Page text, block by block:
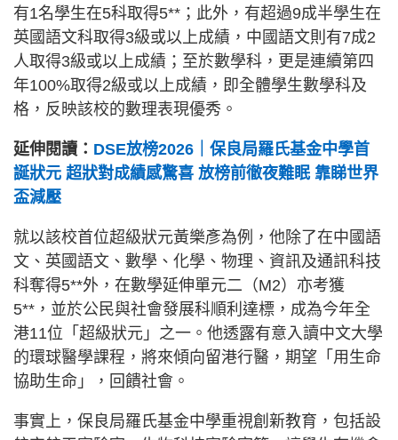
有1名學生在5科取得5**；此外，有超過9成半學生在
英國語文科取得3級或以上成績，中國語文則有7成2
人取得3級或以上成績；至於數學科，更是連續第四
年100%取得2級或以上成績，即全體學生數學科及
格，反映該校的數理表現優秀。
延伸閱讀： DSE放榜2026｜保良局羅氏基金中學首
誕狀元 超狀對成績感驚喜 放榜前徹夜難眠 靠睇世界
盃減壓
就以該校首位超級狀元黃樂彥為例，他除了在中國語
文、英國語文、數學、化學、物理、資訊及通訊科技
科奪得5**外，在數學延伸單元二（M2）亦考獲
5**，並於公民與社會發展科順利達標，成為今年全
港11位「超級狀元」之一。他透露有意入讀中文大學
的環球醫學課程，將來傾向留港行醫，期望「用生命
協助生命」，回饋社會。
事實上，保良局羅氏基金中學重視創新教育，包括設